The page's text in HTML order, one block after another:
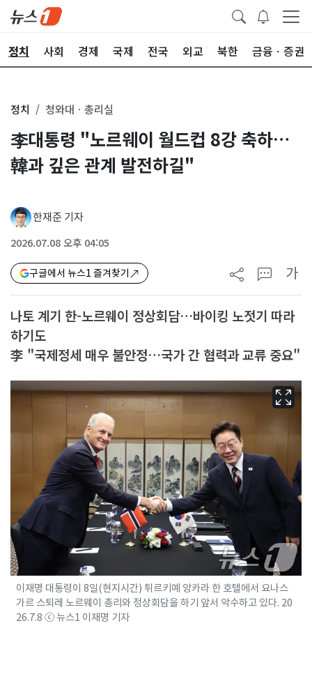
정치 사회 경제 국제 전국 외교 북한 금융ㆍ증권
정치 청와대ㆍ총리실
李대통령 "노르웨이 월드컵 8강 축하…
韓과 깊은 관계 발전하길"
한재준 기자
2026.07.08 오후 04:05
구글에서 뉴스1 즐겨찾기 가
나토 계기 한-노르웨이 정상회담…바이킹 노젓기 따라
하기도
李 "국제정세 매우 불안정…국가 간 협력과 교류 중요"
이재명 대통령이 8일(현지시간) 튀르키예 앙카라 한 호텔에서 요나스
가르 스퇴레 노르웨이 총리와 정상회담을 하기 앞서 악수하고 있다. 20
26.7.8 ⓒ 뉴스1 이재명 기자